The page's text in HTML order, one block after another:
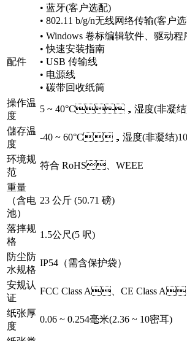
• 蓝牙(客户选配)
• 802.11 b/g/n无线网络传输(客户
配件
• Windows 卷标编辑软件、驱
• 快速安装指南
• USB 传输线
• 电源线
• 碳带回收纸筒
操作温
度
5 ~ 40°C，湿度(非凝结
儲存温
度
-40 ~ 60°C，湿度(非凝结)10
环境规
范
符合 RoHS、WEEE
重量
（含电
池）
23 公斤 (50.71 磅)
落摔规
格
1.5公尺(5 呎)
防尘防
水规格
IP54（需含保护袋）
安规认
证
FCC Class A、CE Class A
纸张厚
度
0.06 ~ 0.254毫米(2.36 ~ 10密耳)